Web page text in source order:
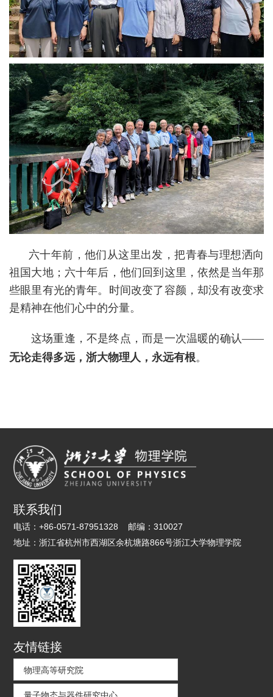
六十年前，他们从这里出发，把青春与理想洒向
祖国大地；六十年后，他们回到这里，依然是当年那
些眼里有光的青年。时间改变了容颜，却没有改变求
是精神在他们心中的分量。
这场重逢，不是终点，而是一次温暖的确认——
无论走得多远，浙大物理人，永远有根。
联系我们
电话：+86-0571-87951328 邮编：310027
地址：浙江省杭州市西湖区余杭塘路866号浙江大学物理学院
友情链接
物理高等研究院
量子物态与器件研究中心